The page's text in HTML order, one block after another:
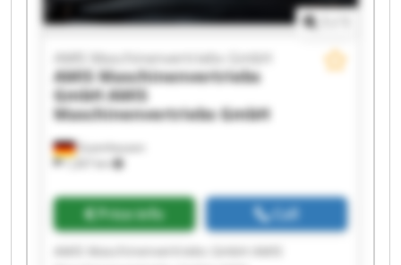
Zuzenhausen
1,267 km
AMIS Maschinenvertriebs GmbH
AMIS Maschinenvertriebs
GmbHAMIS
Maschinenvertriebs GmbH
Price info Call
AMIS Maschinenvertriebs GmbH AMIS